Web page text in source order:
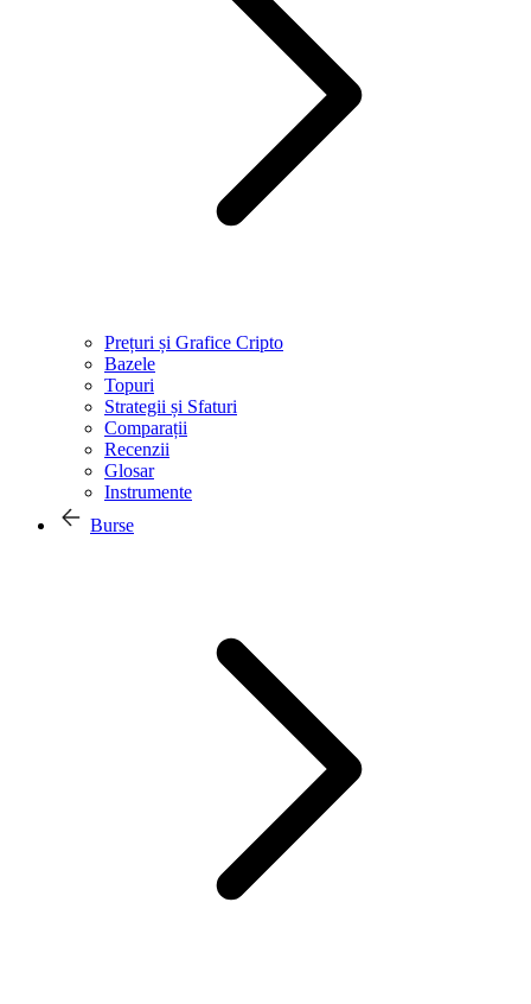
Prețuri și Grafice Cripto
Bazele
Topuri
Strategii și Sfaturi
Comparații
Recenzii
Glosar
Instrumente
Burse